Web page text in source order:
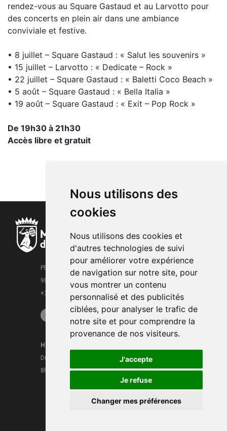
Nous utilisons des
cookies
Nous utilisons des cookies et
d'autres technologies de suivi
pour améliorer votre expérience
de navigation sur notre site, pour
vous montrer un contenu
personnalisé et des publicités
ciblées, pour analyser le trafic de
notre site et pour comprendre la
provenance de nos visiteurs.
J'accepte
Je refuse
Changer mes préférences
rendez-vous au Square Gastaud et au Larvotto pour
des concerts en plein air dans une ambiance
conviviale et festive.
• 8 juillet – Square Gastaud : « Salut les souvenirs »
• 15 juillet – Larvotto : « Dedicate – Rock »
• 22 juillet – Square Gastaud : « Baletti Coco Beach »
• 5 août – Square Gastaud : « Bella Italia »
• 19 août – Square Gastaud : « Exit – Pop Rock »
De 19h30 à 21h30
Accès libre et gratuit
Place de la Mairie
98000 Monaco
+377 93 15 28 63
Horaires
Du lundi au vendredi
8h30 - 16h
Mentions légales
CGU
2022 © Mairie de Monaco | Conception Media &